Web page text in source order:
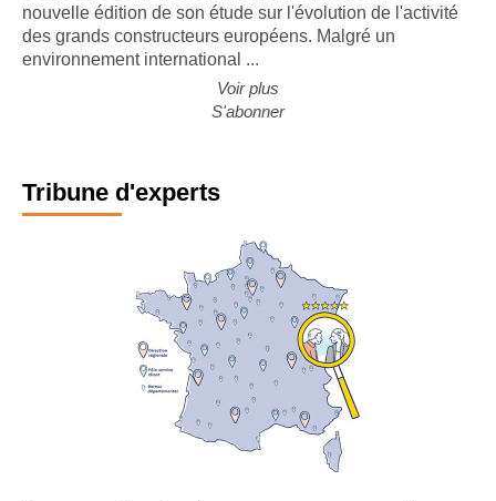
nouvelle édition de son étude sur l'évolution de l'activité
des grands constructeurs européens. Malgré un
environnement international ...
Voir plus
S'abonner
Tribune d'experts